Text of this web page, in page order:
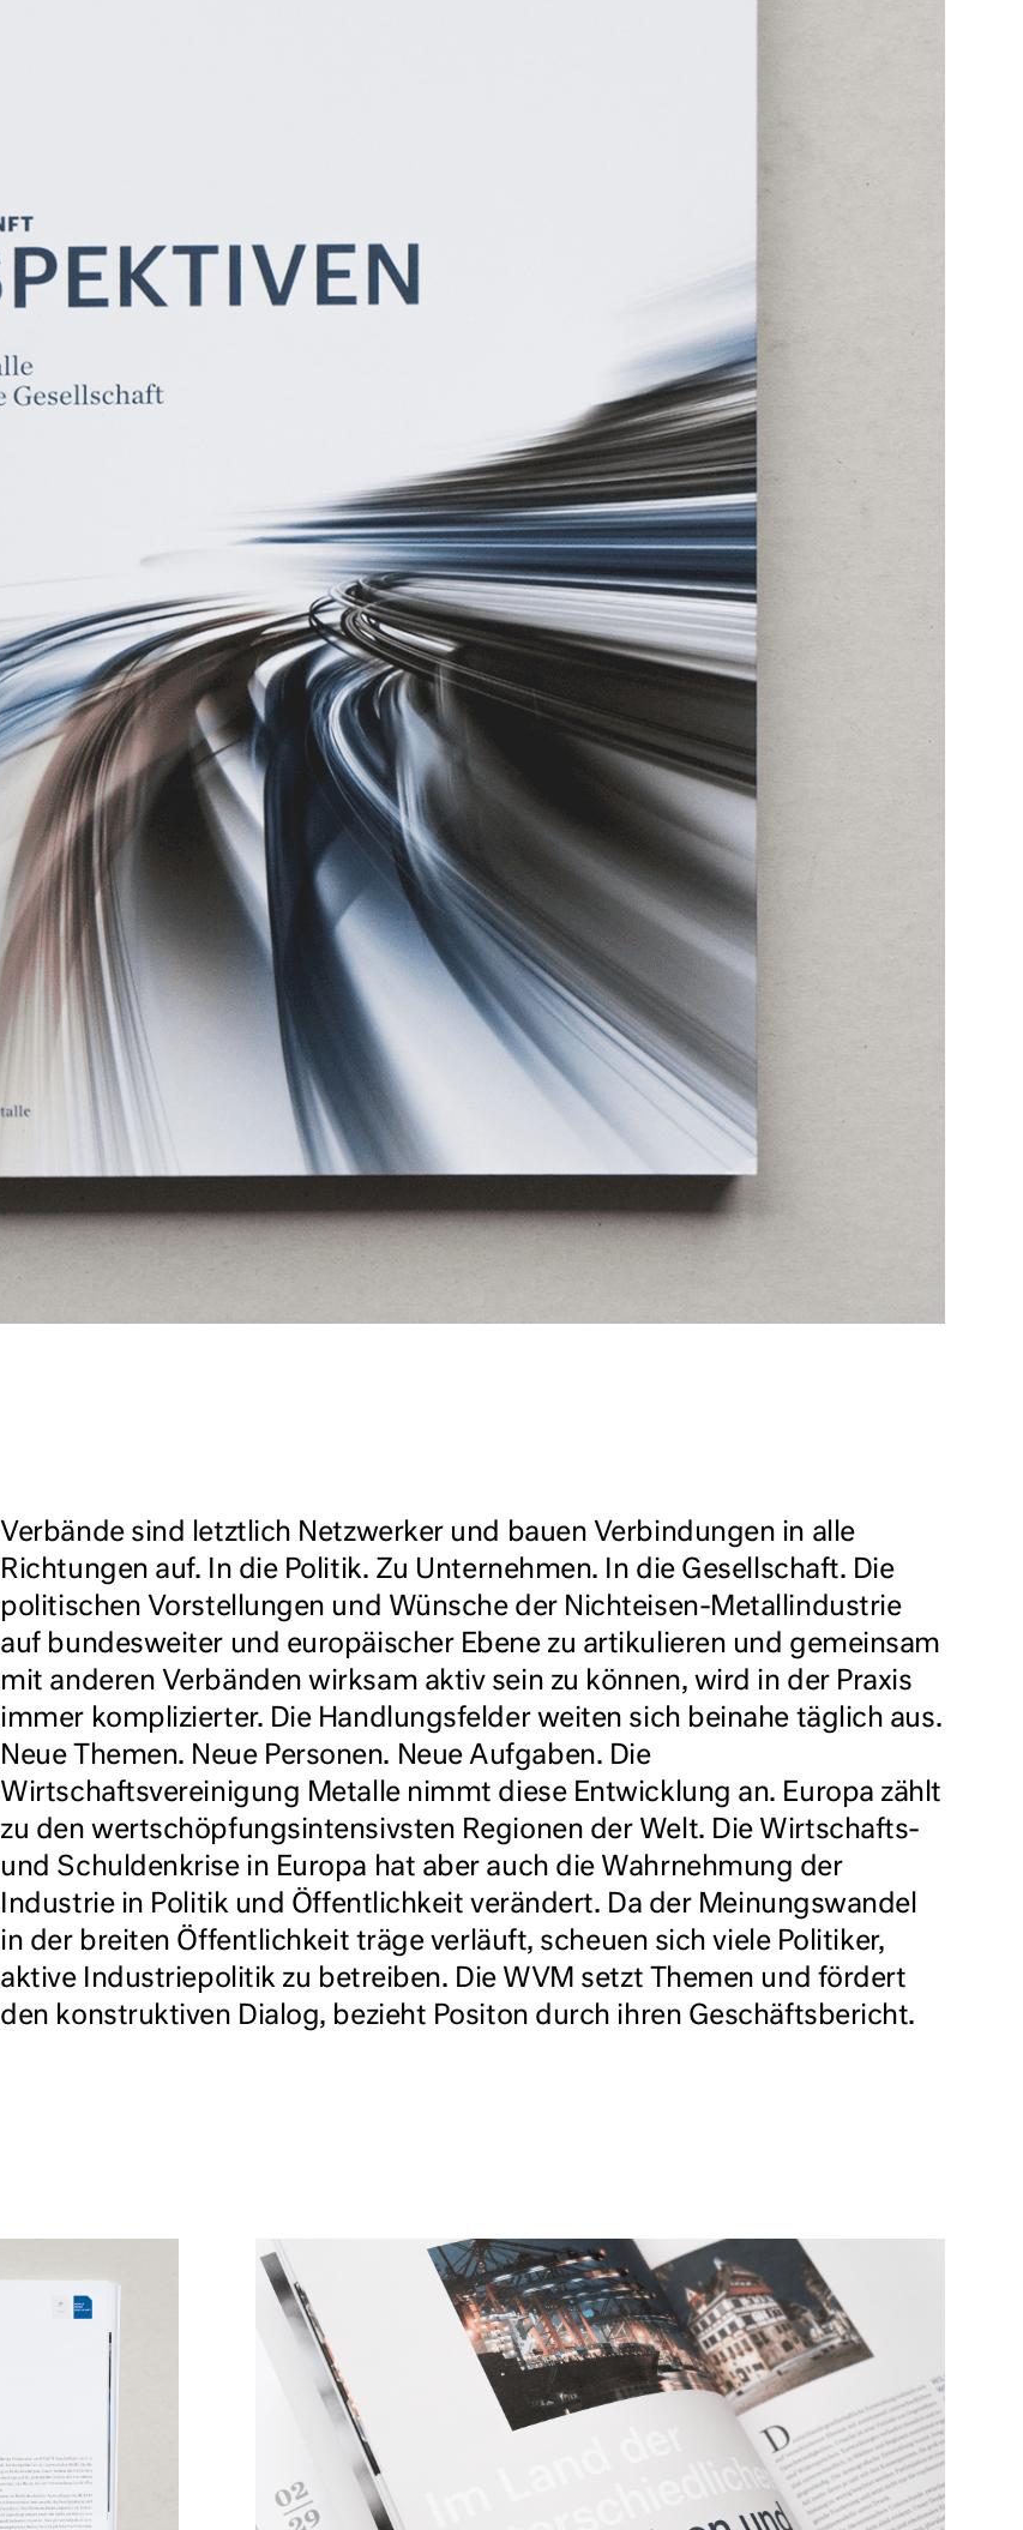
Verbände sind letztlich Netzwerker und bauen Verbindungen in alle
Richtungen auf. In die Politik. Zu Unternehmen. In die Gesellschaft. Die
politischen Vorstellungen und Wünsche der Nichteisen-Metallindustrie
auf bundesweiter und europäischer Ebene zu artikulieren und gemeinsam
mit anderen Verbänden wirksam aktiv sein zu können, wird in der Praxis
immer komplizierter. Die Handlungsfelder weiten sich beinahe täglich aus.
Neue Themen. Neue Personen. Neue Aufgaben. Die
Wirtschaftsvereinigung Metalle nimmt diese Entwicklung an. Europa zählt
zu den wertschöpfungsintensivsten Regionen der Welt. Die Wirtschafts-
und Schuldenkrise in Europa hat aber auch die Wahrnehmung der
Industrie in Politik und Öffentlichkeit verändert. Da der Meinungswandel
in der breiten Öffentlichkeit träge verläuft, scheuen sich viele Politiker,
aktive Industriepolitik zu betreiben. Die WVM setzt Themen und fördert
den konstruktiven Dialog, bezieht Positon durch ihren Geschäftsbericht.